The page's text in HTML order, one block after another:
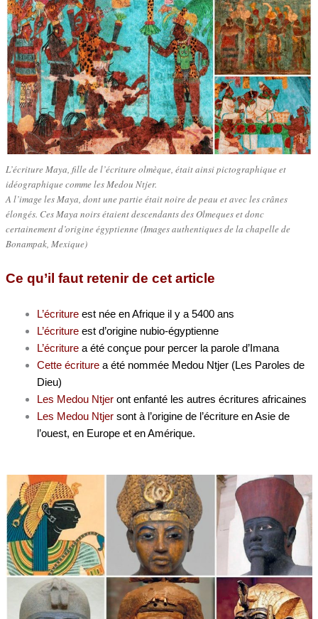
L’écriture Maya, fille de l’écriture olmèque, était ainsi pictographique et
idéographique comme les Medou Ntjer.
A l’image les Maya, dont une partie était noire de peau et avec les crânes
élongés. Ces Maya noirs étaient descendants des Olmeques et donc
certainement d’origine égyptienne (Images authentiques de la chapelle de
Bonampak, Mexique)
Ce qu’il faut retenir de cet article
L’écritureest née en Afrique il y a 5400 ans
L’écritureest d’origine nubio-égyptienne
L’écriturea été conçue pour percer la parole d’Imana
Cette écriturea été nommée Medou Ntjer (Les Paroles de
Dieu)
Les Medou Ntjeront enfanté les autres écritures africaines
Les Medou Ntjersont à l’origine de l’écriture en Asie de
l’ouest, en Europe et en Amérique.